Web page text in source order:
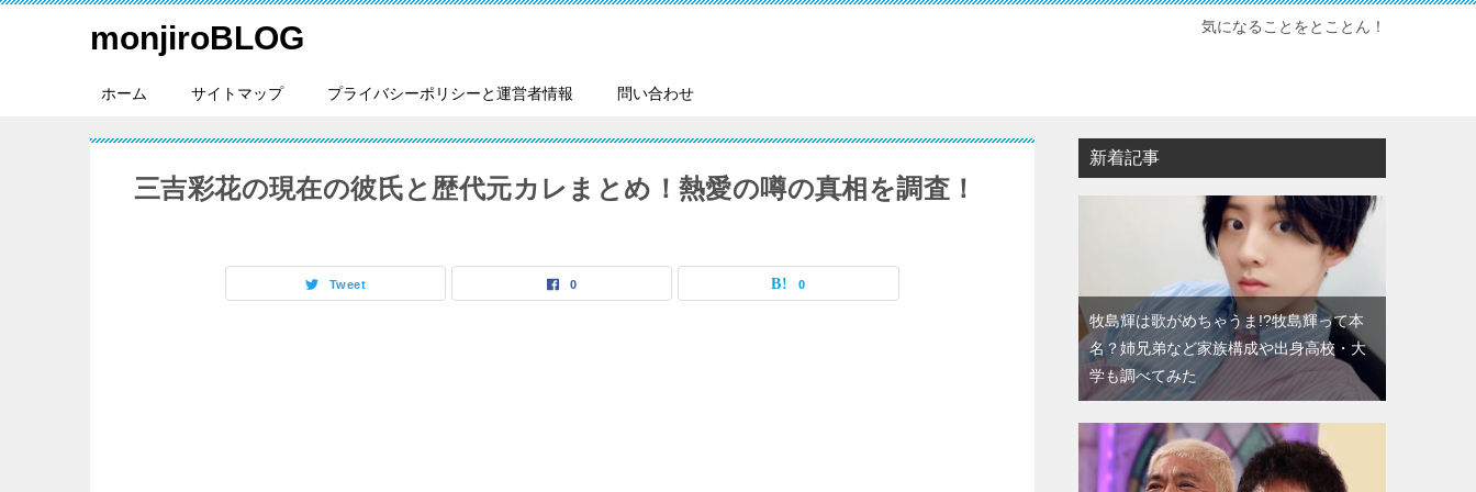
monjiroBLOG 気になることをとことん！
ホーム サイトマップ プライバシーポリシーと運営者情報 問い合わせ
三吉彩花の現在の彼氏と歴代元カレまとめ！熱愛の噂の真相を調査！
Tweet 0 0
新着記事
牧島輝は歌がめちゃうま!?牧島輝って本
名？姉兄弟など家族構成や出身高校・大
学も調べてみた